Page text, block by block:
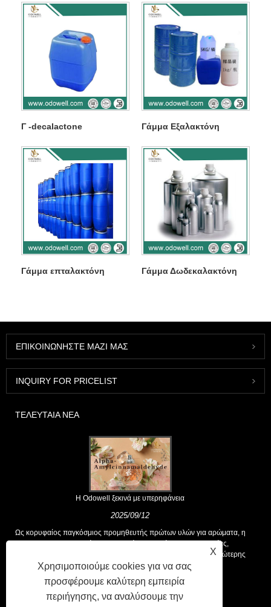
Γ -decalactone Γάμμα Εξαλακτόνη
Γάμμα επταλακτόνη Γάμμα Δωδεκαλακτόνη
ΕΠΙΚΟΙΝΩΝΉΣΤΕ ΜΑΖΊ ΜΑΣ
INQUIRY FOR PRICELIST
ΤΕΛΕΥΤΑΊΑ ΝΈΑ
Η Odowell ξεκινά με υπερηφάνεια
2025/09/12
Ως κορυφαίος παγκόσμιος προμηθευτής πρώτων υλών για αρώματα, η
Odowell υποστηρίζει μια βασική φιλοσοφία της "καινοτομίας,
επικεντρωμένης στην ποιότητα", που παρέχει σταθερά λύσεις ανώτερης
αρωτικής στους πελάτες παγκοσμίως.
X
Χρησιμοποιούμε cookies για να σας
προσφέρουμε καλύτερη εμπειρία
περιήγησης, να αναλύσουμε την